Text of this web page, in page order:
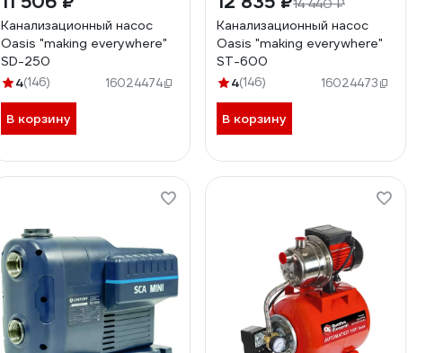
Канализационный насос
Oasis "making everywhere"
SD-250
4(146) 16024474
В корзину
14 440 ₽
Канализационный насос
Oasis "making everywhere"
ST-600
4(146) 16024473
В корзину